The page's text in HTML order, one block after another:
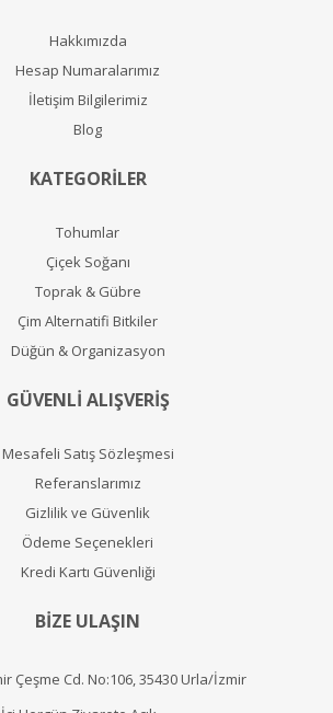
Hakkımızda
Hesap Numaralarımız
İletişim Bilgilerimiz
Blog
KATEGORİLER
Tohumlar
Çiçek Soğanı
Toprak & Gübre
Çim Alternatifi Bitkiler
Düğün & Organizasyon
GÜVENLİ ALIŞVERİŞ
Mesafeli Satış Sözleşmesi
Referanslarımız
Gizlilik ve Güvenlik
Ödeme Seçenekleri
Kredi Kartı Güvenliği
BİZE ULAŞIN
Çeşme Cd. No:106, 35430 Urla/İzmir